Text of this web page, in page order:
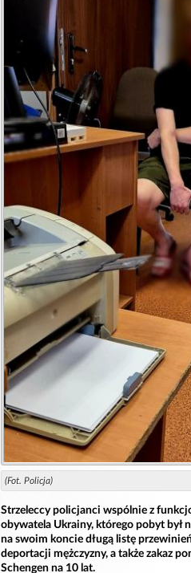
(Fot. Policja)
Strzeleccy policjanci wspólnie z
obywatela Ukrainy, którego pobyt był
na swoim koncie długą listę
deportacji mężczyzny, a także zakaz
Schengen na 10 lat.